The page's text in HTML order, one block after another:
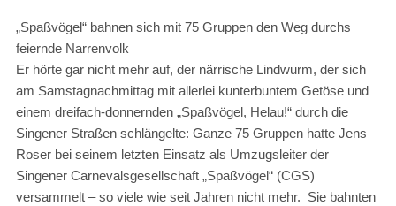
„Spaßvögel“ bahnen sich mit 75 Gruppen den Weg durchs
feiernde Narrenvolk
Er hörte gar nicht mehr auf, der närrische Lindwurm, der sich
am Samstagnachmittag mit allerlei kunterbuntem Getöse und
einem dreifach-donnernden „Spaßvögel, Helau!“ durch die
Singener Straßen schlängelte: Ganze 75 Gruppen hatte Jens
Roser bei seinem letzten Einsatz als Umzugsleiter der
Singener Carnevalsgesellschaft „Spaßvögel“ (CGS)
versammelt – so viele wie seit Jahren nicht mehr. Sie bahnten